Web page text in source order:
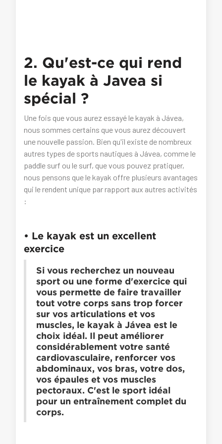
2. Qu'est-ce qui rend
le kayak à Javea si
spécial ?
Une fois que vous aurez essayé le kayak à Jávea,
nous sommes certains que vous aurez découvert
une nouvelle passion. Bien qu'il existe de nombreux
autres types de sports nautiques à Jávea, comme le
paddle surf ou le surf, que vous pouvez pratiquer,
nous pensons que le kayak offre plusieurs avantages
qui le rendent unique par rapport aux autres activités
:
• Le kayak est un excellent
exercice
Si vous recherchez un nouveau
sport ou une forme d'exercice qui
vous permette de faire travailler
tout votre corps sans trop forcer
sur vos articulations et vos
muscles, le kayak à Jávea est le
choix idéal. Il peut améliorer
considérablement votre santé
cardiovasculaire, renforcer vos
abdominaux, vos bras, votre dos,
vos épaules et vos muscles
pectoraux. C'est le sport idéal
pour un entraînement complet du
corps.